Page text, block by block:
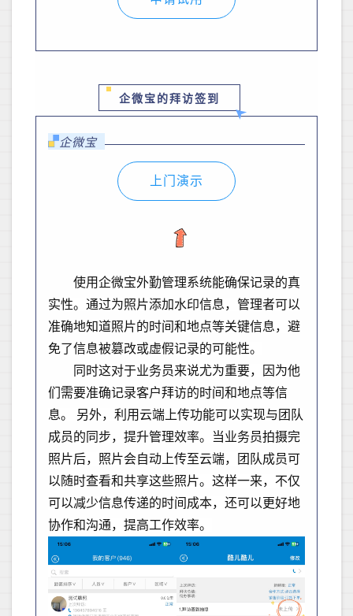
企微宝的拜访签到
企微宝
上门演示
使用企微宝外勤管理系统能确保记录的真
实性。通过为照片添加水印信息，管理者可以
准确地知道照片的时间和地点等关键信息，避
免了信息被篡改或虚假记录的可能性。
同时这对于业务员来说尤为重要，因为他
们需要准确记录客户拜访的时间和地点等信
息。 另外，利用云端上传功能可以实现与团队
成员的同步，提升管理效率。当业务员拍摄完
照片后，照片会自动上传至云端，团队成员可
以随时查看和共享这些照片。这样一来，不仅
可以减少信息传递的时间成本，还可以更好地
协作和沟通，提高工作效率。